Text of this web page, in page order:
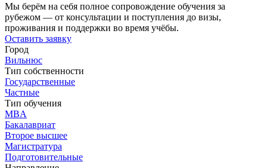
Мы берём на себя полное сопровождение обучения за
рубежом — от консультации и поступления до визы,
проживания и поддержки во время учёбы.
Оставить заявку
Город
Вильнюс
Тип собственности
Государственные
Частные
Тип обучения
MBA
Бакалавриат
Второе высшее
Магистратура
Подготовительные